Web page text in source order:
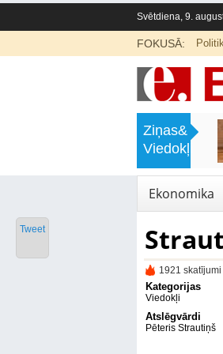
Svētdiena, 9.
FOKUSĀ:
Ziņas&
Viedokļi
Labklājības ministrija rosina reformēt
un būtiski uzlabot vecāku pabalstu
Ekonomika
1921 skatījumi
Kategorijas
Viedokļi
Atslēgvārdi
Pēteris Strautiņš
Tweet